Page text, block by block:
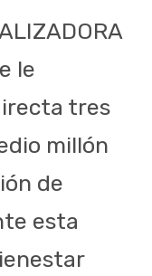
le
tres
millón
de
esta